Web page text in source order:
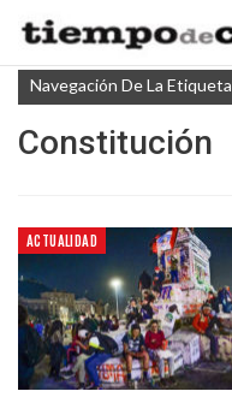
Navegación De La Etiqueta
Constitución
ACTUALIDAD